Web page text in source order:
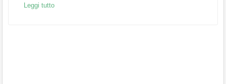
Leggi tutto